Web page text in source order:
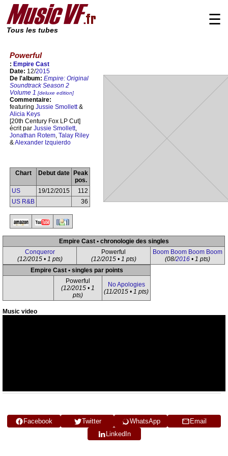
Tous les tubes
☰
Powerful
: Empire Cast
Date: 12/2015
De l'album: Empire: Original
Soundtrack Season 2
Volume 1 [deluxe edition]
Commentaire:
featuring Jussie Smollett&
Alicia Keys
[20th Century Fox LP Cut]
écrit par Jussie Smollett,
Jonathan Rotem, Talay Riley
&Alexander Izquierdo
Chart Debut date
Peak
pos.
US
19/12/2015
112
US R&B
36
Empire Cast • chronologie des singles
Conqueror
(12/2015 • 1 pts)
Powerful
(12/2015 • 1 pts)
Boom Boom Boom Boom
(08/2016 • 1 pts)
Empire Cast • singles par points
Powerful
(12/2015 • 1
pts)
No Apologies
(11/2015 • 1 pts)
Music video
Facebook Twitter WhatsApp
Email
LinkedIn